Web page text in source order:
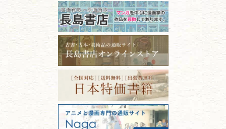
書道
拓本・法帖・碑帖
篆刻・印譜
書道具
美術書・アート本・
デザイン本
カメラ・撮影術
因！適切な管理で長持ちさせ
るコツ
古本は汚れていると買取でき
ない？適切な保管方法とクリ
ーニング！
ISBNコードとは？書籍の識別
番号の意味と役割を解説
価値ある古書を売るポイント
と注意点
長野県
愛知県
石川県
福井県
福島県
富山県
青森県
岩手県
宮城県
秋田県
山形県
岐阜県
三重県
滋賀県
京都府
大阪府
古本買取専門店 長島書店
〒101-0051
東京都千代田区神田神保町2-5-1
フリーダイヤル：0120-414-548
電話：03-3512-8115
FAX：03-3512-8116
古物商許可：東京都公安委員会 第
301028901712号
古物商名称：有限会社長島書店